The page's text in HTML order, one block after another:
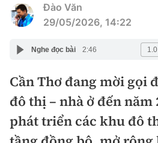
Tiêu điểm
Quy hoạch hạ tầng
Hạ tầng
Quy hoạch
Lăng kính
Nhà đầu tư
Doanh nghiệp
Thị trường
Đào Văn
29/05/2026, 14:22
Nghe đọc bài 2:46
Cần Thơ đang mời gọi
đô thị – nhà ở đến năm
phát triển các khu đô